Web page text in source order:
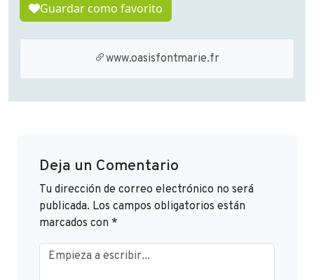
Guardar como favorito
www.oasisfontmarie.fr
Deja un Comentario
Tu dirección de correo electrónico no será
publicada. Los campos obligatorios están
marcados con *